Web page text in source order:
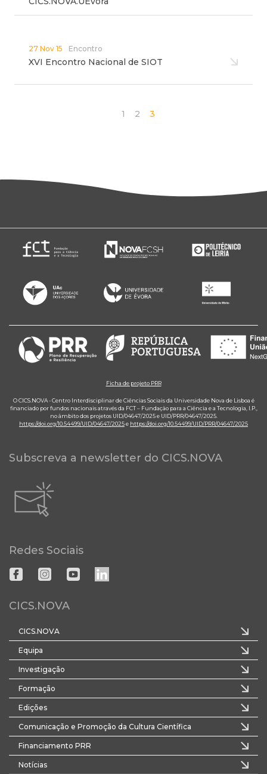
27 Nov 15 Encontro
XVI Encontro Nacional de SIOT
1 2 3
Ficha de projeto PRR
O CICS.NOVA - Centro Interdisciplinar de Ciências Sociais da Universidade Nova de Lisboa é
financiado por fundos nacionais através da FCT – Fundação para a Ciência e a Tecnologia, I.P.,
no âmbito dos projetos UID/04647/2025 e UID/PRR/04647/2025.
https://doi.org/10.54499/UID/04647/2025e https://doi.org/10.54499/UID/PRR/04647/2025
Subscreva a newsletter do CICS.NOVA
Redes Sociais
CICS.NOVA
CICS.NOVA
Equipa
Investigação
Formação
Edições
Comunicação e Promoção da Cultura Científica
Financiamento PRR
Notícias